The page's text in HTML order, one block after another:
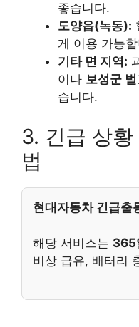
좋습니다.
도양읍(녹동):
게 이용 가능
기타 면 지역:
이나 보성군
습니다.
3. 긴급 상
법
현대자동차 긴급
해당 서비스는 365
비상 급유, 배터리